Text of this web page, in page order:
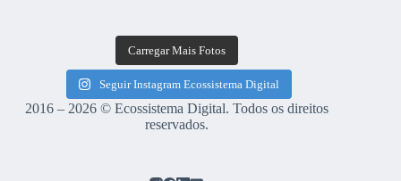
Carregar Mais Fotos
Seguir Instagram Ecossistema Digital
2016 – 2026 © Ecossistema Digital. Todos os direitos
reservados.